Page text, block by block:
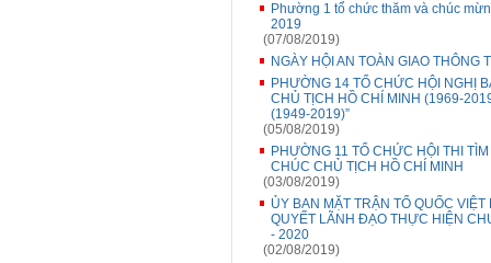
Phường 1 tổ chức thăm và chúc
2019
(07/08/2019)
NGÀY HỘI AN TOÀN GIAO THÔNG
PHƯỜNG 14 TỔ CHỨC HỘI NGHỊ
CHỦ TỊCH HỒ CHÍ MINH (1969-
(1949-2019)”
(05/08/2019)
PHƯỜNG 11 TỔ CHỨC HỘI THI
CHÚC CHỦ TỊCH HỒ CHÍ MINH
(03/08/2019)
ỦY BAN MẶT TRẬN TỔ QUỐC
QUYẾT LÃNH ĐẠO THỰC HIỆN
- 2020
(02/08/2019)